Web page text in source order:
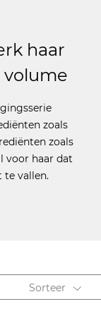
haar
zoals
zoals
voor haar dat
te vallen.
Sorteer